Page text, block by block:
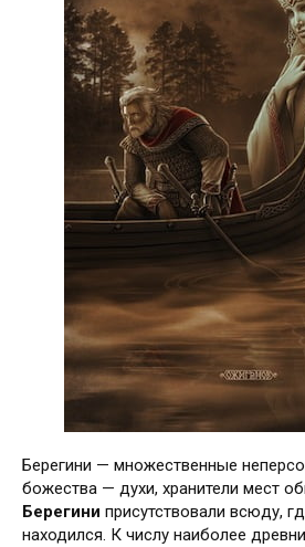
Берегини — множественные
божества — духи, хранители мест
Берегини присутствовали всюду,
находился. К числу наиболее